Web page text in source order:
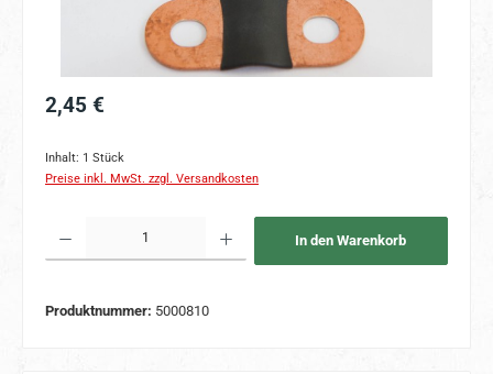
Regulärer Preis:
2,45 €
Inhalt: 1 Stück
Preise inkl. MwSt. zzgl. Versandkosten
In den Warenkorb
Produktnummer: 5000810